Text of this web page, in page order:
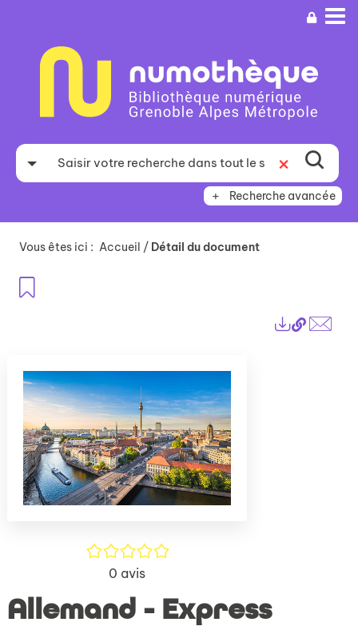
recherche
Recherche avancée
Vous êtes ici : Accueil / Détail du document
Lien
/5
0 avis
Allemand - Express